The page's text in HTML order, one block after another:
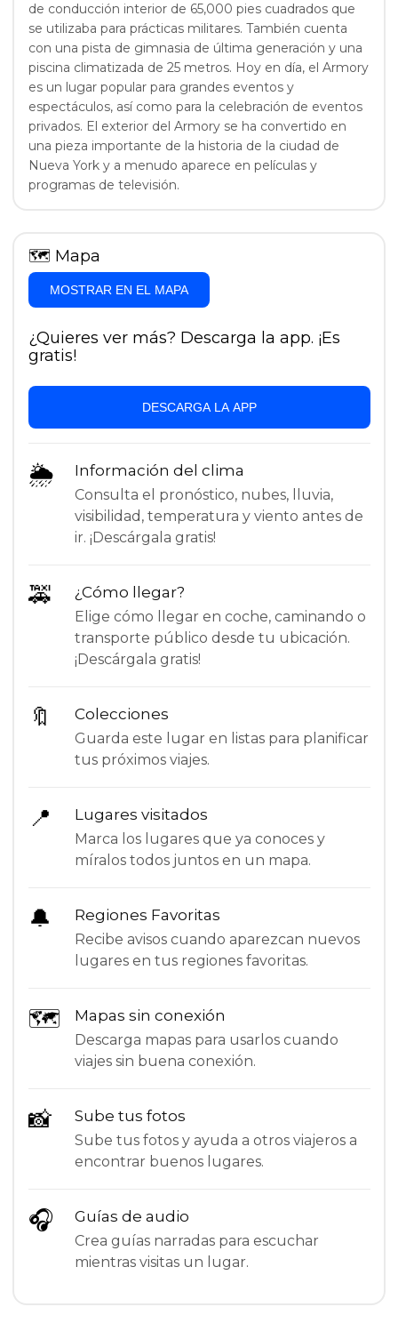
de conducción interior de 65,000 pies cuadrados que
se utilizaba para prácticas militares. También cuenta
con una pista de gimnasia de última generación y una
piscina climatizada de 25 metros. Hoy en día, el Armory
es un lugar popular para grandes eventos y
espectáculos, así como para la celebración de eventos
privados. El exterior del Armory se ha convertido en
una pieza importante de la historia de la ciudad de
Nueva York y a menudo aparece en películas y
programas de televisión.
🗺 Mapa
MOSTRAR EN EL MAPA
¿Quieres ver más? Descarga la app. ¡Es
gratis!
DESCARGA LA APP
🌦 Información del clima
Consulta el pronóstico, nubes, lluvia,
visibilidad, temperatura y viento antes de
ir. ¡Descárgala gratis!
🚕 ¿Cómo llegar?
Elige cómo llegar en coche, caminando o
transporte público desde tu ubicación.
¡Descárgala gratis!
🔖 Colecciones
Guarda este lugar en listas para planificar
tus próximos viajes.
📍 Lugares visitados
Marca los lugares que ya conoces y
míralos todos juntos en un mapa.
🔔 Regiones Favoritas
Recibe avisos cuando aparezcan nuevos
lugares en tus regiones favoritas.
🗺 Mapas sin conexión
Descarga mapas para usarlos cuando
viajes sin buena conexión.
📸 Sube tus fotos
Sube tus fotos y ayuda a otros viajeros a
encontrar buenos lugares.
🎧 Guías de audio
Crea guías narradas para escuchar
mientras visitas un lugar.